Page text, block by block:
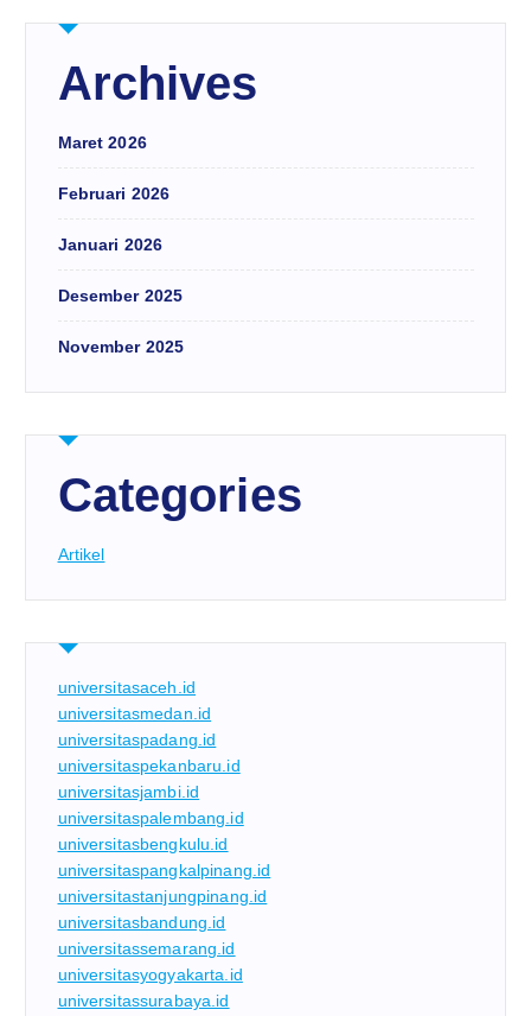
Archives
Maret 2026
Februari 2026
Januari 2026
Desember 2025
November 2025
Categories
Artikel
universitasaceh.id
universitasmedan.id
universitaspadang.id
universitaspekanbaru.id
universitasjambi.id
universitaspalembang.id
universitasbengkulu.id
universitaspangkalpinang.id
universitastanjungpinang.id
universitasbandung.id
universitassemarang.id
universitasyogyakarta.id
universitassurabaya.id